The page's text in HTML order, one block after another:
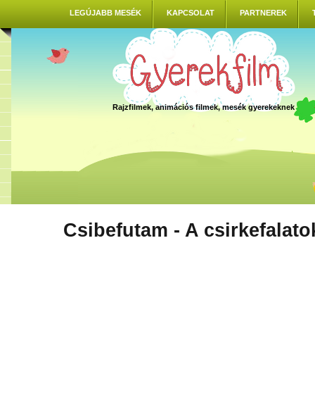
LEGÚJABB MESÉK KAPCSOLAT PARTNEREK
Rajzfilmek, animációs filmek, mesék gyerekeknek
Csibefutam - A